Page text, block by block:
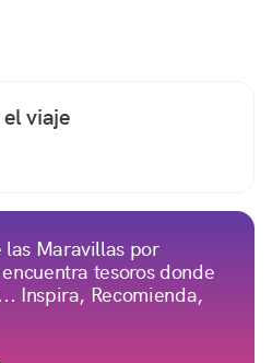
viaje
las Maravillas por
tesoros donde
Inspira, Recomienda,